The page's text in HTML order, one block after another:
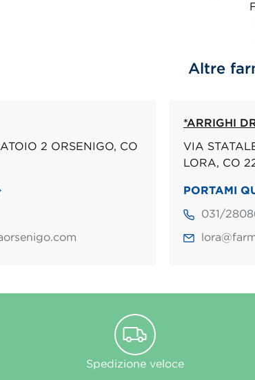
Altre
2 ORSENIGO, CO
*ARRIGHI
VIA
LORA, CO
PORTAMI
031/
Spedizione veloce